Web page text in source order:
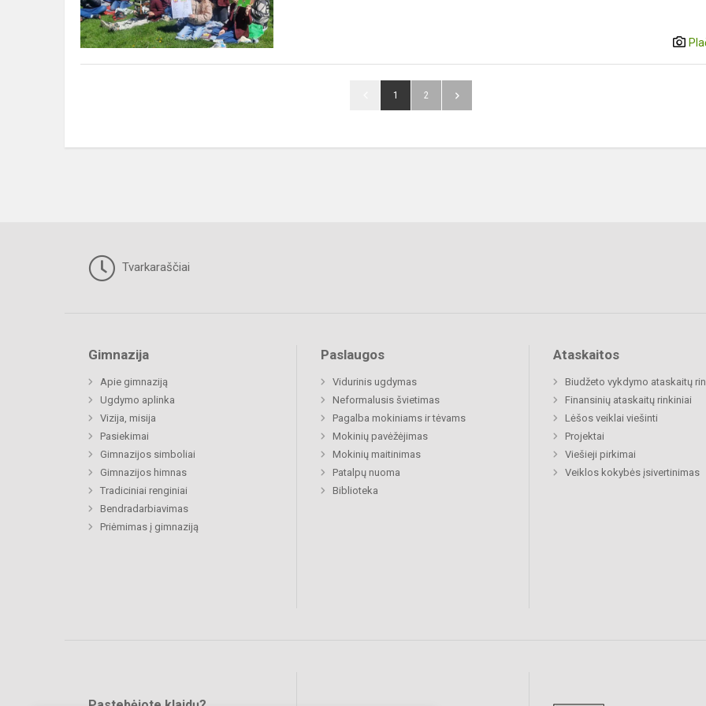
1 2
Tvarkaraščiai
Gimnazija
Apie gimnaziją
Ugdymo aplinka
Vizija, misija
Pasiekimai
Gimnazijos simboliai
Gimnazijos himnas
Tradiciniai renginiai
Bendradarbiavimas
Priėmimas į gimnaziją
Paslaugos
Vidurinis ugdymas
Neformalusis švietimas
Pagalba mokiniams ir tėvams
Mokinių pavėžėjimas
Mokinių maitinimas
Patalpų nuoma
Biblioteka
Ataskaitos
Biudžeto vykdymo ataskaitų
Finansinių ataskaitų rinkiniai
Lėšos veiklai viešinti
Projektai
Viešieji pirkimai
Veiklos kokybės įsivertinimas